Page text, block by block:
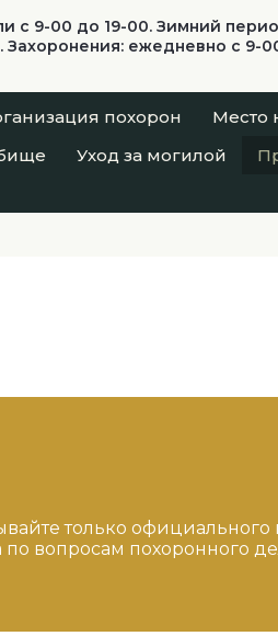
с 9-00 до 19-00. Зимний
ежедневно с 9-
похорон
Место
Уход за могилой
только
вопросам похоронного